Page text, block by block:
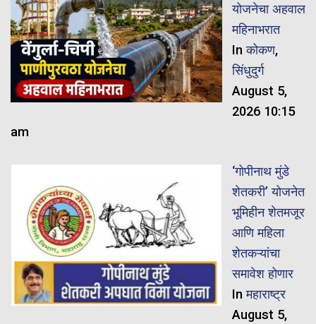
योजनेचा अहवाल
महिनाभरात
Inकोकण,
सिंधुदुर्ग
August 5,
2026 10:15
am
‘गोपीनाथ मुंडे
शेतकरी’ योजनेत
भूमिहीन शेतमजूर
आणि महिला
शेतकऱ्यांचा
समावेश होणार
Inमहाराष्ट्र
August 5,